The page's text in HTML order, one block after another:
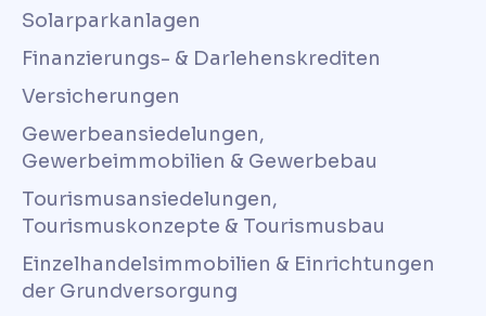
Solarparkanlagen
Finanzierungs- & Darlehenskrediten
Versicherungen
Gewerbeansiedelungen,
Gewerbeimmobilien & Gewerbebau
Tourismusansiedelungen,
Tourismuskonzepte & Tourismusbau
Einzelhandelsimmobilien & Einrichtungen
der Grundversorgung